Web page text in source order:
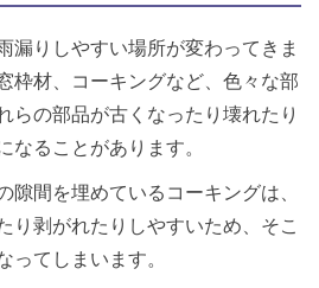
漏りしやすい場所が変わってきま
枠材、コーキングなど、色々な部
らの部品が古くなったり壊れたり
ることがあります。
間を埋めているコーキングは、
り剥がれたりしやすいため、そこ
てしまいます。